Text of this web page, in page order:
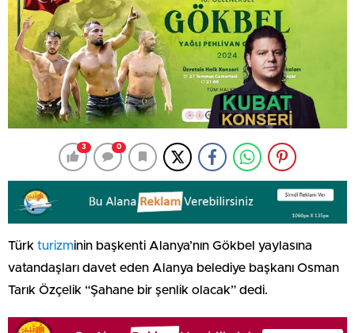
3 0
Türk turizminin başkenti Alanya’nın Gökbel yaylasına
vatandaşları davet eden Alanya belediye başkanı Osman
Tarık Özçelik “Şahane bir şenlik olacak” dedi.